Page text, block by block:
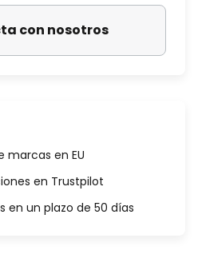
con nosotros
marcas en EU
en Trustpilot
en un plazo de 50 días